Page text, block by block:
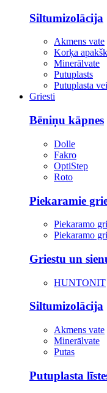
Siltumizolācija
Akmens vate
Korķa
Minerālvate
Putuplasts
Putuplasta
Griesti
Bēniņu kāpnes
Dolle
Fakro
OptiStep
Roto
Piekaramie
Piekaramo
Piekaramo
Griestu un
HUNTONIT
Siltumizolācija
Akmens vate
Minerālvate
Putas
Putuplasta